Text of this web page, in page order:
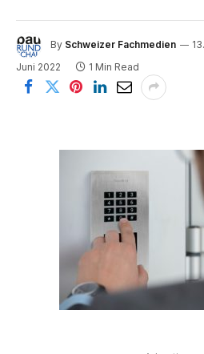
By Schweizer Fachmedien
Juni 2022
1 Min Read